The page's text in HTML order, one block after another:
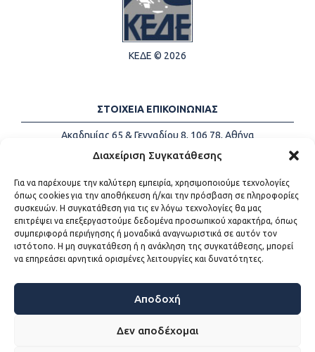
Διαχείριση Συγκατάθεσης
Για να παρέχουμε την καλύτερη εμπειρία, χρησιμοποιούμε τεχνολογίες
όπως cookies για την αποθήκευση ή/και την πρόσβαση σε πληροφορίες
συσκευών. Η συγκατάθεση για τις εν λόγω τεχνολογίες θα μας
επιτρέψει να επεξεργαστούμε δεδομένα προσωπικού χαρακτήρα, όπως
συμπεριφορά περιήγησης ή μοναδικά αναγνωριστικά σε αυτόν τον
ιστότοπο. Η μη συγκατάθεση ή η ανάκληση της συγκατάθεσης, μπορεί
να επηρεάσει αρνητικά ορισμένες λειτουργίες και δυνατότητες.
Αποδοχή
Δεν αποδέχομαι
ΚΕΔΕ © 2026
ΣΤΟΙΧΕΙΑ ΕΠΙΚΟΙΝΩΝΙΑΣ
Ακαδημίας 65 & Γενναδίου 8, 106 78, Αθήνα
Τηλέφωνα:
+30 213-2147500
Email:
info@kede.gr
ΧΡΗΣΙΜΟΙ ΣΥΝΔΕΣΜΟΙ
Η ΚΕΔΕ
Sitemap
Προσβασιμότητα
Όροι χρήσης